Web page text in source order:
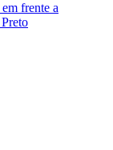
frente a